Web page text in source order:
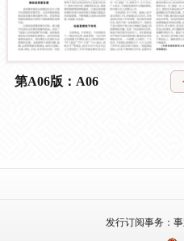
第A06版：A06
发行订阅事务：事